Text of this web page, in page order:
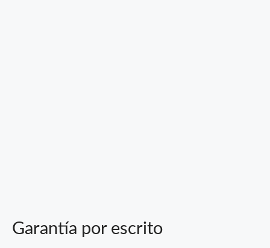
Garantía por escrito